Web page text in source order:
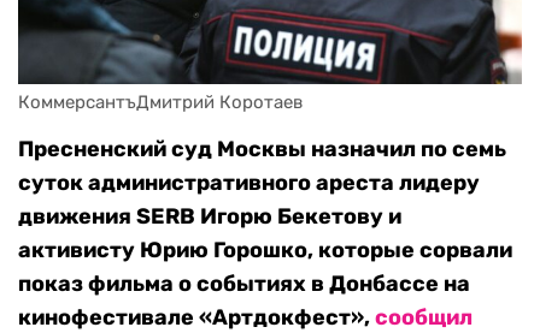
КоммерсантъДмитрий Коротаев
Пресненский суд Москвы назначил по семь
суток административного ареста лидеру
движения SERB Игорю Бекетову и
активисту Юрию Горошко, которые сорвали
показ фильма о событиях в Донбассе на
кинофестивале «Артдокфест»,сообщил